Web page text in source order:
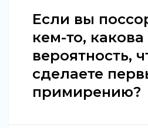
Если вы
кем-то, какова
вероятность,
сделаете
примирению?